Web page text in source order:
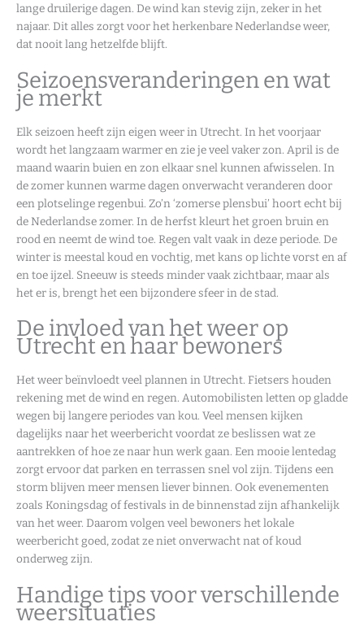
lange druilerige dagen. De wind kan stevig zijn, zeker in het
najaar. Dit alles zorgt voor het herkenbare Nederlandse weer,
dat nooit lang hetzelfde blijft.
Seizoensveranderingen en wat
je merkt
Elk seizoen heeft zijn eigen weer in Utrecht. In het voorjaar
wordt het langzaam warmer en zie je veel vaker zon. April is de
maand waarin buien en zon elkaar snel kunnen afwisselen. In
de zomer kunnen warme dagen onverwacht veranderen door
een plotselinge regenbui. Zo’n ‘zomerse plensbui’ hoort echt bij
de Nederlandse zomer. In de herfst kleurt het groen bruin en
rood en neemt de wind toe. Regen valt vaak in deze periode. De
winter is meestal koud en vochtig, met kans op lichte vorst en af
en toe ijzel. Sneeuw is steeds minder vaak zichtbaar, maar als
het er is, brengt het een bijzondere sfeer in de stad.
De invloed van het weer op
Utrecht en haar bewoners
Het weer beïnvloedt veel plannen in Utrecht. Fietsers houden
rekening met de wind en regen. Automobilisten letten op gladde
wegen bij langere periodes van kou. Veel mensen kijken
dagelijks naar het weerbericht voordat ze beslissen wat ze
aantrekken of hoe ze naar hun werk gaan. Een mooie lentedag
zorgt ervoor dat parken en terrassen snel vol zijn. Tijdens een
storm blijven meer mensen liever binnen. Ook evenementen
zoals Koningsdag of festivals in de binnenstad zijn afhankelijk
van het weer. Daarom volgen veel bewoners het lokale
weerbericht goed, zodat ze niet onverwacht nat of koud
onderweg zijn.
Handige tips voor verschillende
weersituaties